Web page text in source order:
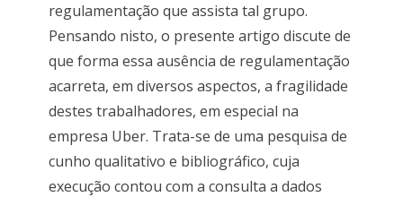
regulamentação que assista tal grupo.
Pensando nisto, o presente artigo discute de
que forma essa ausência de regulamentação
acarreta, em diversos aspectos, a fragilidade
destes trabalhadores, em especial na
empresa Uber. Trata-se de uma pesquisa de
cunho qualitativo e bibliográfico, cuja
execução contou com a consulta a dados